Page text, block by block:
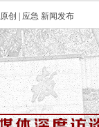
原创 应急 新闻发布